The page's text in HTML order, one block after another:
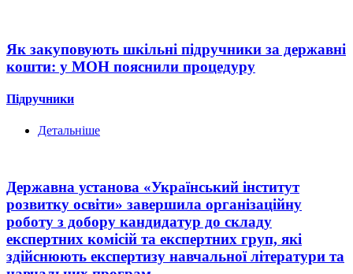
Як закуповують шкільні підручники за державні
кошти: у МОН пояснили процедуру
Підручники
Детальніше
Державна установа «Український інститут
розвитку освіти» завершила організаційну
роботу з добору кандидатур до складу
експертних комісій та експертних груп, які
здійснюють експертизу навчальної літератури та